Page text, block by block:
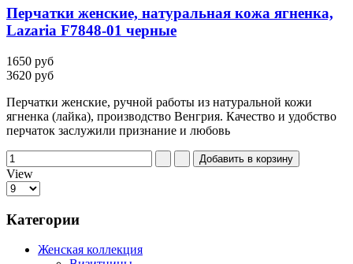
Перчатки женские, натуральная кожа ягненка,
Lazaria F7848-01 черные
1650 руб
3620 руб
Перчатки женские, ручной работы из натуральной кожи
ягненка (лайка), производство Венгрия. Качество и удобство
перчаток заслужили признание и любовь
View
Категории
Женская коллекция